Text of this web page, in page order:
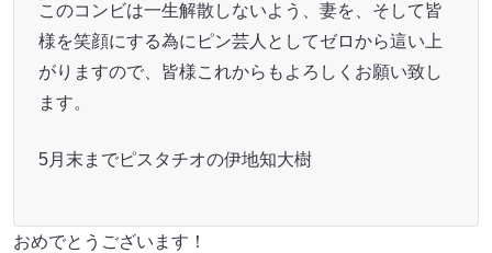
このコンビは一生解散しないよう、妻を、そして皆
様を笑顔にする為にピン芸人としてゼロから這い上
がりますので、皆様これからもよろしくお願い致し
ます。
5月末までピスタチオの伊地知大樹
おめでとうございます！